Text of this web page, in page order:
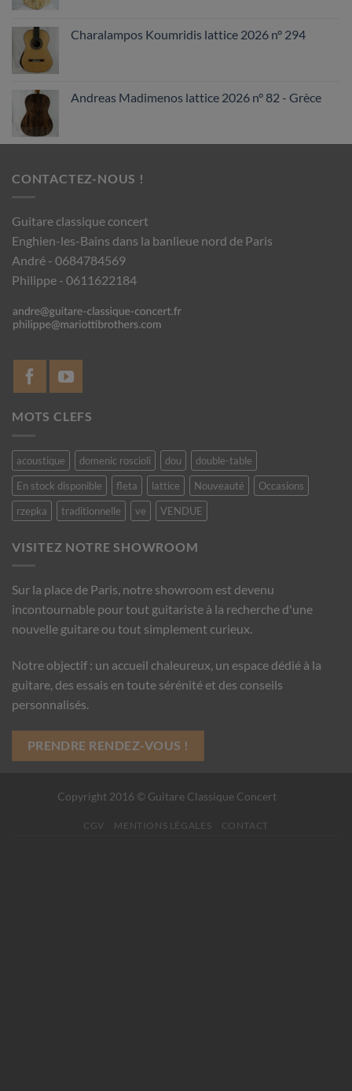
Charalampos Koumridis lattice 2026 n° 294
Andreas Madimenos lattice 2026 n° 82 - Grèce
CONTACTEZ-NOUS !
Guitare classique concert
Enghien-les-Bains dans la banlieue nord de Paris
André - 0684784569
Philippe - 0611622184
MOTS CLEFS
acoustique domenic roscioli dou
double-table
En stock disponible
fleta lattice Nouveauté
Occasions
rzepka
traditionnelle ve VENDUE
VISITEZ NOTRE SHOWROOM
Sur la place de Paris, notre showroom est devenu
incontournable pour tout guitariste à la recherche d'une
nouvelle guitare ou tout simplement curieux.
Notre objectif : un accueil chaleureux, un espace dédié à la
guitare, des essais en toute sérénité et des conseils
personnalisés.
PRENDRE RENDEZ-VOUS !
Copyright 2016 © Guitare Classique Concert
CGV MENTIONS LÉGALES CONTACT